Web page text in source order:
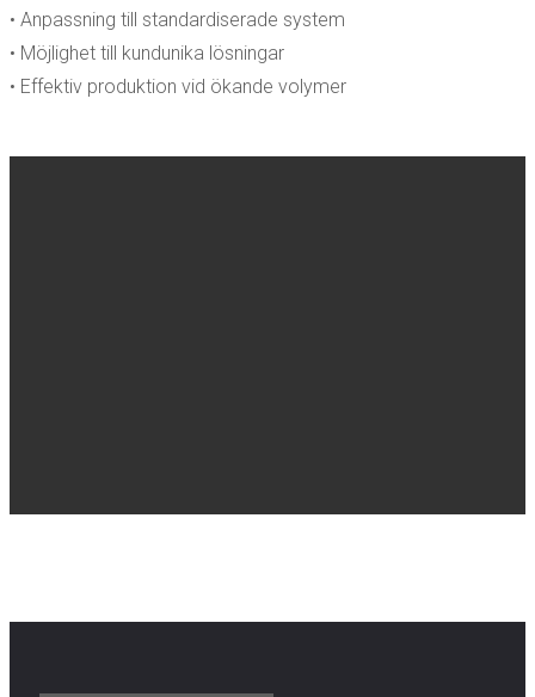
• Anpassning till standardiserade system
• Möjlighet till kundunika lösningar
• Effektiv produktion vid ökande volymer